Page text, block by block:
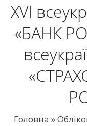
XVІ
«БАНК
Головна »